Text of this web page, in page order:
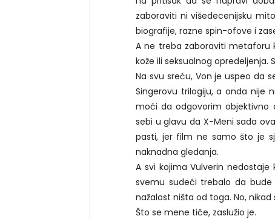
zaboraviti ni višedecenijsku
biografije, razne spin-ofove i
A ne treba zaboraviti metaforu
kože ili seksualnog
Na svu sreću, Von je uspeo da
Singerovu trilogiju, a onda nije
moći da odgovorim objektivno
sebi u glavu da X-Meni sada
pasti, jer film ne samo što je
naknadna gledanja.
A svi kojima Vulverin
svemu sudeći trebalo da bude
nažalost ništa od toga. No,
Što se mene tiče, zaslužio je.